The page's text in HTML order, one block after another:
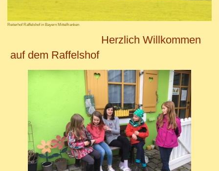
Reiterhof Raffelshof in Bayern Mittelfranken
Herzlich Willkommen
auf dem Raffelshof